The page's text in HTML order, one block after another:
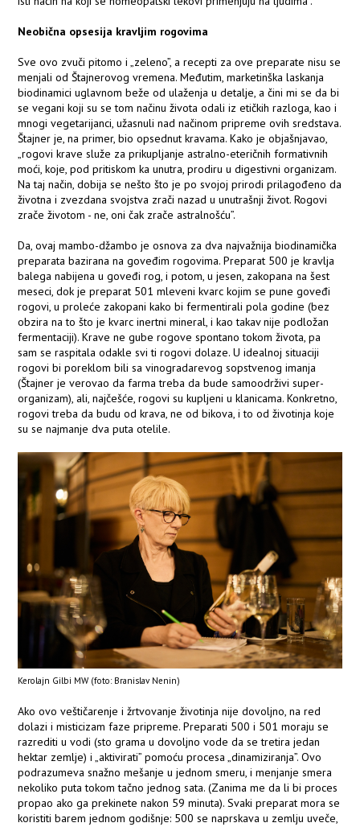
Neobična opsesija kravljim rogovima
Sve ovo zvuči pitomo i „zeleno”, a recepti za ove preparate nisu se
menjali od Štajnerovog vremena. Međutim, marketinška laskanja
biodinamici uglavnom beže od ulaženja u detalje, a čini mi se da bi
se vegani koji su se tom načinu života odali iz etičkih razloga, kao i
mnogi vegetarijanci, užasnuli nad načinom pripreme ovih sredstava.
Štajner je, na primer, bio opsednut kravama. Kako je objašnjavao,
„rogovi krave služe za prikupljanje astralno-eteričnih formativnih
moći, koje, pod pritiskom ka unutra, prodiru u digestivni organizam.
Na taj način, dobija se nešto što je po svojoj prirodi prilagođeno da
životna i zvezdana svojstva zrači nazad u unutrašnji život. Rogovi
zrače životom - ne, oni čak zrače astralnošću”.
Da, ovaj mambo-džambo je osnova za dva najvažnija biodinamička
preparata bazirana na goveđim rogovima. Preparat 500 je kravlja
balega nabijena u goveđi rog, i potom, u jesen, zakopana na šest
meseci, dok je preparat 501 mleveni kvarc kojim se pune goveđi
rogovi, u proleće zakopani kako bi fermentirali pola godine (bez
obzira na to što je kvarc inertni mineral, i kao takav nije podložan
fermentaciji). Krave ne gube rogove spontano tokom života, pa
sam se raspitala odakle svi ti rogovi dolaze. U idealnoj situaciji
rogovi bi poreklom bili sa vinogradarevog sopstvenog imanja
(Štajner je verovao da farma treba da bude samoodrživi super-
organizam), ali, najčešće, rogovi su kupljeni u klanicama. Konkretno,
rogovi treba da budu od krava, ne od bikova, i to od životinja koje
su se najmanje dva puta otelile.
Kerolajn Gilbi MW (foto: Branislav Nenin)
Ako ovo veštičarenje i žrtvovanje životinja nije dovoljno, na red
dolazi i misticizam faze pripreme. Preparati 500 i 501 moraju se
razrediti u vodi (sto grama u dovoljno vode da se tretira jedan
hektar zemlje) i „aktivirati” pomoću procesa „dinamiziranja”. Ovo
podrazumeva snažno mešanje u jednom smeru, i menjanje smera
nekoliko puta tokom tačno jednog sata. (Zanima me da li bi proces
propao ako ga prekinete nakon 59 minuta). Svaki preparat mora se
koristiti barem jednom godišnje: 500 se naprskava u zemlju uveče,